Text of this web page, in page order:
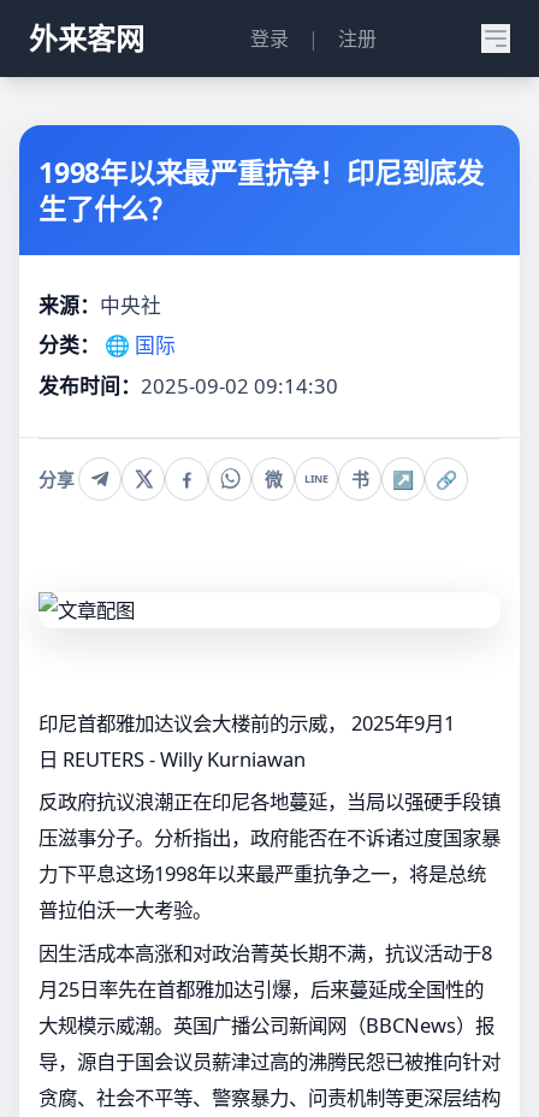
外来客网 登录 | 注册
1998年以来最严重抗争！印尼到底发
生了什么？
来源： 中央社
分类：
🌐 国际
发布时间： 2025-09-02 09:14:30
分享 微 LINE 书 ↗ 🔗
印尼首都雅加达议会大楼前的示威， 2025年9月1
日 REUTERS - Willy Kurniawan
反政府抗议浪潮正在印尼各地蔓延，当局以强硬手段镇
压滋事分子。分析指出，政府能否在不诉诸过度国家暴
力下平息这场1998年以来最严重抗争之一，将是总统
普拉伯沃一大考验。
因生活成本高涨和对政治菁英长期不满，抗议活动于8
月25日率先在首都雅加达引爆，后来蔓延成全国性的
大规模示威潮。英国广播公司新闻网（BBCNews）报
导，源自于国会议员薪津过高的沸腾民怨已被推向针对
贪腐、社会不平等、警察暴力、问责机制等更深层结构